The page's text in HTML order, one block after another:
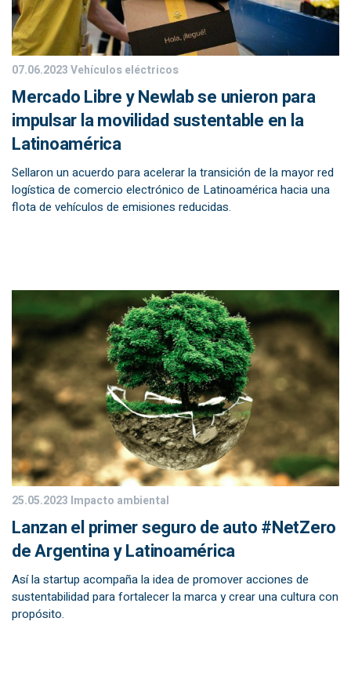
07.06.2023Vehículos eléctricos
Mercado Libre y Newlab se unieron para
impulsar la movilidad sustentable en la
Latinoamérica
Sellaron un acuerdo para acelerar la transición de la mayor red
logística de comercio electrónico de Latinoamérica hacia una
flota de vehículos de emisiones reducidas.
25.05.2023 Impacto ambiental
Lanzan el primer seguro de auto #NetZero
de Argentina y Latinoamérica
Así la startup acompaña la idea de promover acciones de
sustentabilidad para fortalecer la marca y crear una cultura con
propósito.